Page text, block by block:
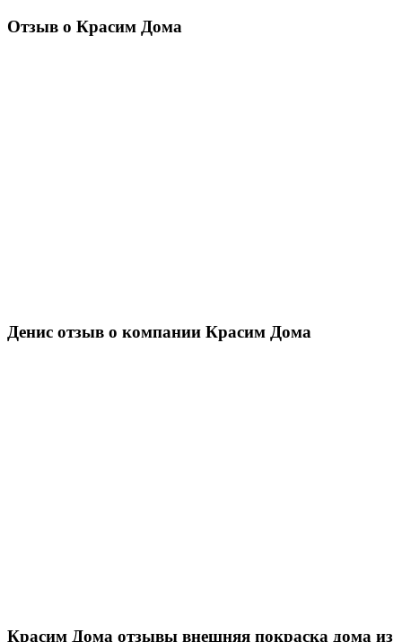
Отзыв о Красим Дома
Денис отзыв о компании Красим Дома
Красим Дома отзывы внешняя покраска дома из